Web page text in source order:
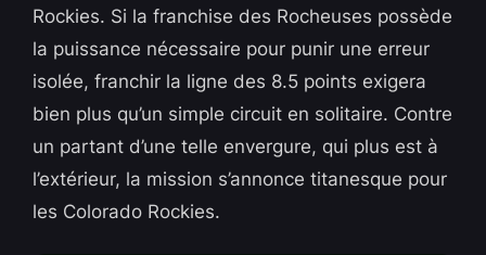
Rockies. Si la franchise des Rocheuses possède
la puissance nécessaire pour punir une erreur
isolée, franchir la ligne des 8.5 points exigera
bien plus qu’un simple circuit en solitaire. Contre
un partant d’une telle envergure, qui plus est à
l’extérieur, la mission s’annonce titanesque pour
les Colorado Rockies.